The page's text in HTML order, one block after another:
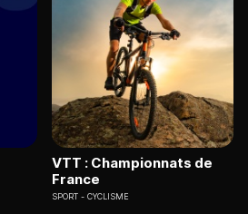
VTT : Championnats de
France
SPORT CYCLISME